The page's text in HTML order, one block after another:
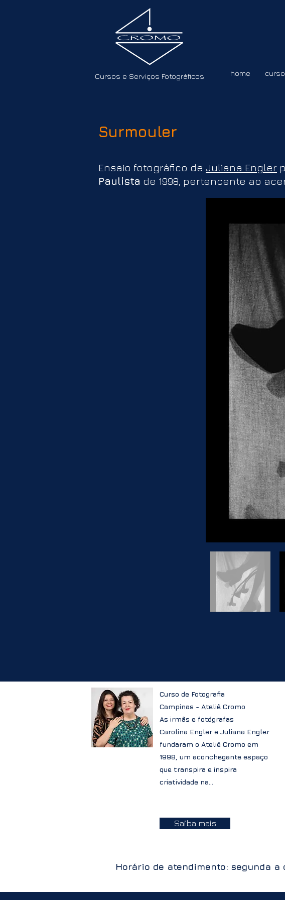
Cursos e Serviços Fotográficos home
Surmouler
Ensaio fotográfico de Juliana Engler
Paulista de 1998, pertencente ao
Curso de Fotografia
Campinas - Ateliê Cromo
As irmãs e fotógrafas
Carolina Engler e Juliana Engler
fundaram o Ateliê Cromo em
1998, um aconchegante espaço
que transpira e inspira
criatividade na...
Saiba mais
Horário de atendimento: segunda a